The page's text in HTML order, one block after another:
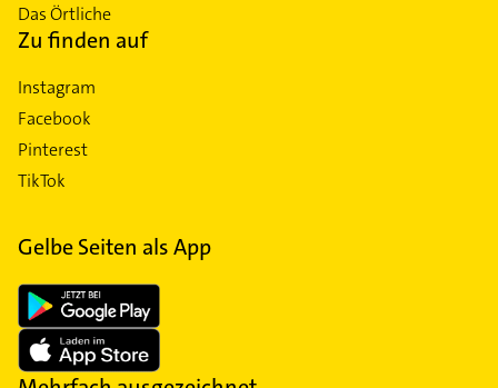
Das Örtliche
Zu finden auf
Instagram
Facebook
Pinterest
TikTok
Gelbe Seiten als App